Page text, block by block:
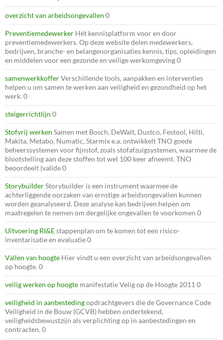
overzicht van arbeidsongevallen 0
Preventiemedewerker Hét kennisplatform voor en door
preventiemedewerkers. Op deze website delen medewerkers,
bedrijven, branche- en belangenorganisaties kennis, tips, opleidingen
en middelen voor een gezonde en veilige werkomgeving 0
samenwerkkofferVerschillende tools, aanpakken en interventies
helpen u om samen te werken aan veiligheid en gezondheid op het
werk. 0
steigerrichtlijn 0
Stofvrij werken Samen met Bosch, DeWalt, Dustco, Festool, Hilti,
Makita, Metabo, Numatic, Starmix e.a. ontwikkelt TNO goede
beheerssystemen voor fijnstof, zoals stofafzuigsystemen, waarmee de
blootstelling aan deze stoffen tot wel 100 keer afneemt. TNO
beoordeelt (valide 0
StorybuilderStorybuilder is een instrument waarmee de
achterliggende oorzaken van ernstige arbeidsongevallen kunnen
worden geanalyseerd. Deze analyse kan bedrijven helpen om
maatregelen te nemen om dergelijke ongevallen te voorkomen 0
Uitvoering RI&Estappenplan om te komen tot een risico-
inventarisatie en evaluatie 0
Vallen van hoogte Hier vindt u een overzicht van arbeidsongevallen
op hoogte. 0
veilig werken op hoogte manifestatie Velig op de Hoogte 2011 0
veiligheid in aanbestedingopdrachtgevers die de Governance Code
Veiligheid in de Bouw (GCVB) hebben ondertekend,
veiligheidsbewustzijn als verplichting op in aanbestedingen en
contracten. 0